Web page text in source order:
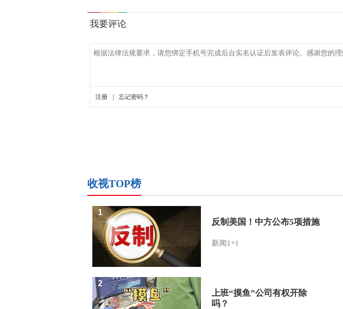
收视TOP榜
反制美国！中方公布5项措施
新闻1+1
1
上班“摸鱼”公司有权开除
吗？
2